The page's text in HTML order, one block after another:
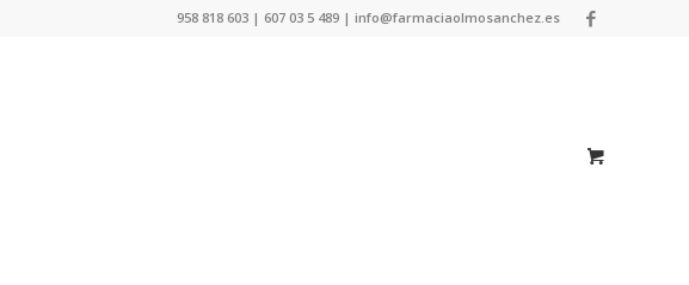
958 818 603 | 607 03 5 489 | info@farmaciaolmosanchez.es